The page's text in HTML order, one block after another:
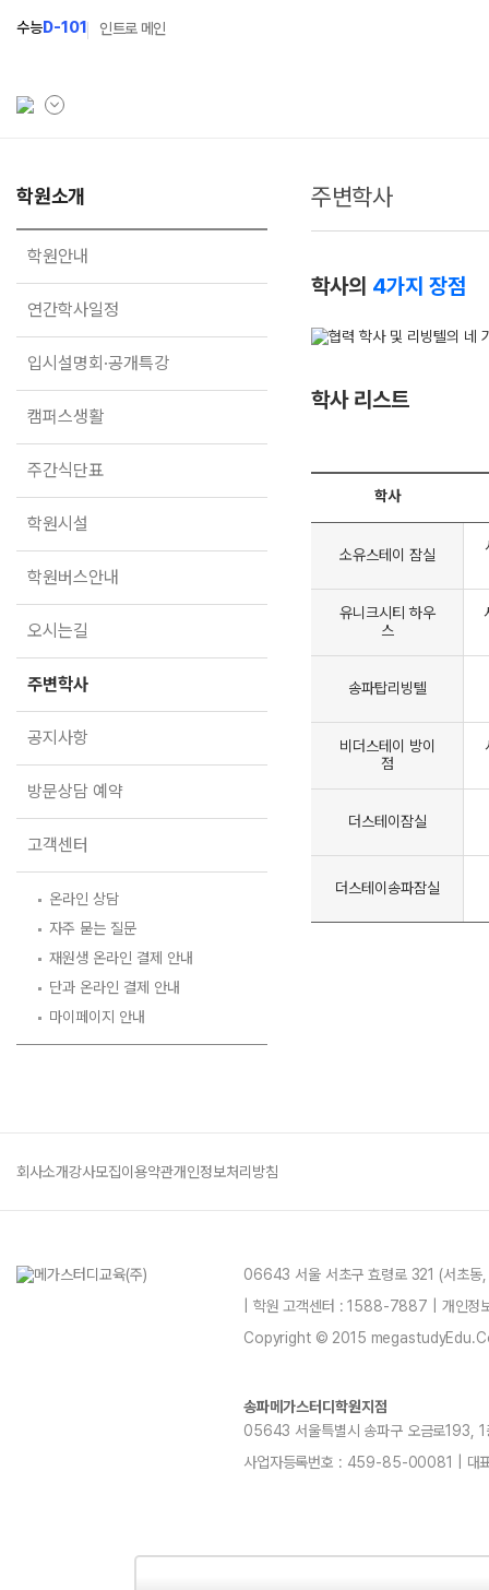
수능D-101 인트로 메인
학원소개
학원안내
연간학사일정
캠퍼스생활
주간식단표
학원시설
학원버스안내
오시는길
주변학사
공지사항
방문상담 예약
온라인 상담
자주 묻는 질문
재원생 온라인 결제 안내
단과 온라인 결제 안내
마이페이지 안내
N Class
2027 반수반
2027 파이널 정규반
N
2027 N수 예체능반
2027 지역의사제 특별반
2027 N수 정규반
Fit
Fit
학원소개
학원안내
연간학사일정
입시설명회·공개특강
캠퍼스생활
주간식단표
학원시설
학원버스안내
오시는길
주변학사
공지사항
방문상담 예약
고객센터
온라인 상담
자주 묻는 질문
재원생 온라인 결제 안내
단과 온라인 결제 안내
마이페이지 안내
주변학사
학사의 4가지 장점
학사 리스트
학사
소유스테이 잠실
유니크시티 하우
스
송파탑리빙텔
비더스테이 방이
점
더스테이잠실
더스테이송파잠실
회사소개강사모집이용약관개인정보처리방침
06643 서울 서초구 효령로 321 (서초
| 학원 고객센터 : 1588-7887 | 개인
Copyright © 2015
송파메가스터디학원지점
05643 서울특별시 송파구 오금로
사업자등록번호 : 459-85-00081 | 대